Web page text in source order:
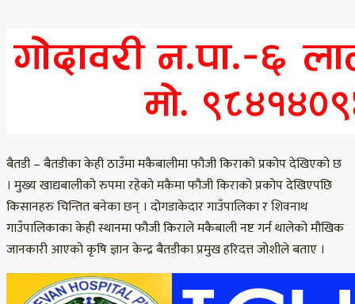
बैतडी – बैतडीका केही ठाउँमा मकैबालीमा फौजी किराको प्रकोप देखिएको छ
। मुख्य खाद्यबालीको रुपमा रहेको मकैमा फौजी किराको प्रकोप देखिएपछि
किसानहरु चिन्तित बनेका छन् । दोगडाकेदार गाउँपालिका र शिवनाथ
गाउँपालिकाका केही स्थानमा फौजी किराले मकैबाली नष्ट गर्न थालेको मौखिक
जानकारी आएको कृषि ज्ञान केन्द्र बैतडीका प्रमुख हरिदत्त जोशीले बताए ।